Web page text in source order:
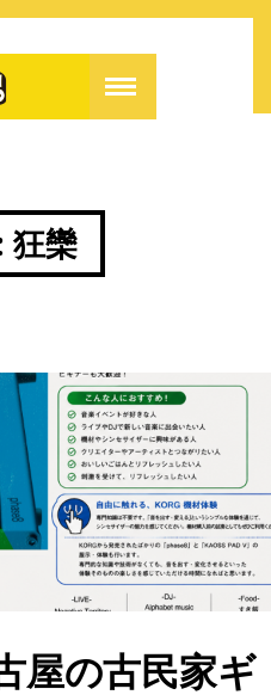
狂欒
屋の古民家ギ